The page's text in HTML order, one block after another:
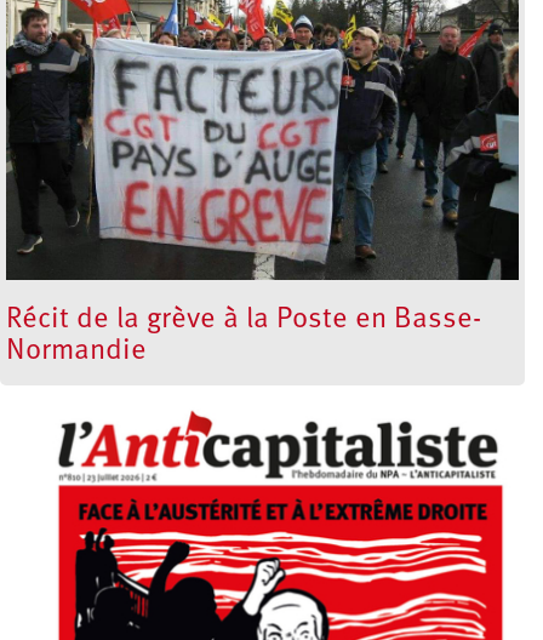
Récit de la grève à la Poste en Basse-
Normandie